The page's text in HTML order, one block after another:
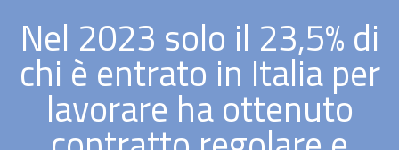
Nel 2023 solo il 23,5% di
chi è entrato in Italia per
lavorare ha ottenuto